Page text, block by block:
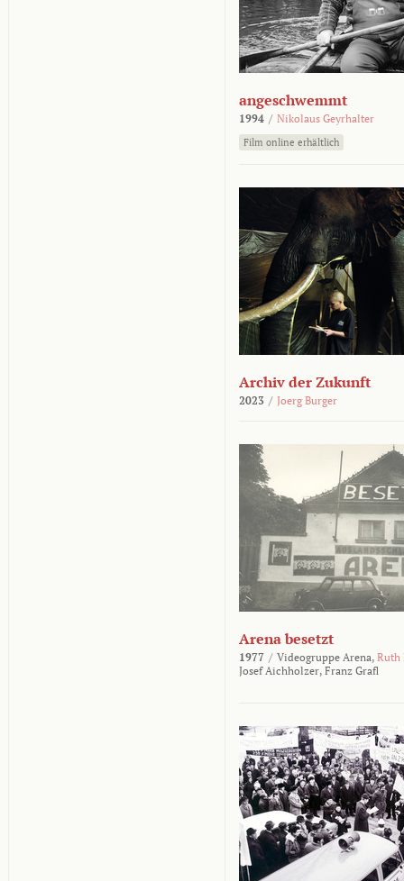
angeschwemmt
1994 / Nikolaus Geyrhalter
Film online erhältlich
Archiv der Zukunft
2023 / Joerg Burger
Arena besetzt
1977 / Videogruppe Arena, Ruth
Josef Aichholzer, Franz Grafl